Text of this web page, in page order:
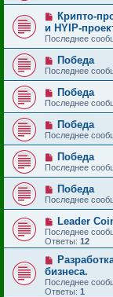
Крипто-
и HYIP-
Последнее
Победа
Последнее
Победа
Последнее
Победа
Последнее
Победа
Последнее
Победа
Последнее
Leader
Последнее
Ответы: 12
бизнеса.
Последнее
Ответы: 1